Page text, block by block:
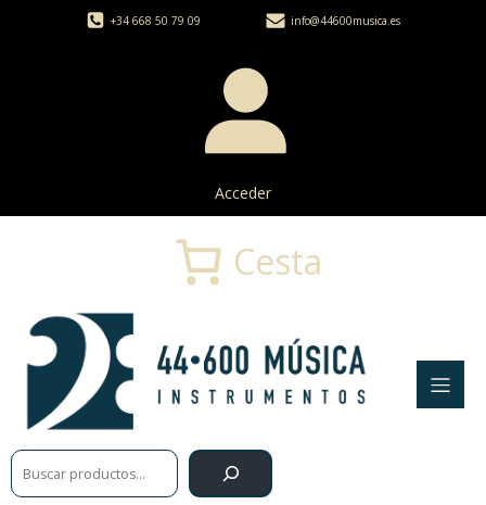
+34 668 50 79 09 info@44600musica.es
Acceder
Buscar
Cesta